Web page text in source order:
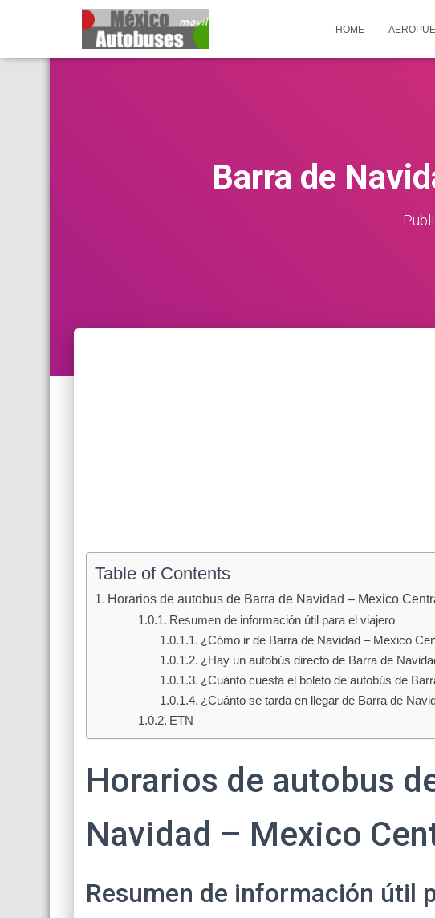
HOME
Barra de
Table of Contents
Horarios de autobus de Barra de Navidad – Mexico
Resumen de información útil para el viajero
¿Cómo ir de Barra de Navidad – Mexico
¿Hay un autobús directo de Barra de
¿Cuánto cuesta el boleto de autobús de
¿Cuánto se tarda en llegar de Barra de
ETN
Horarios de autobus
Navidad – Mexico
Resumen de información útil